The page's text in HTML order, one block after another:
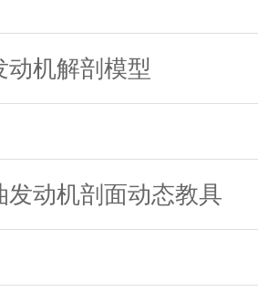
动机解剖模型
发动机剖面动态教具